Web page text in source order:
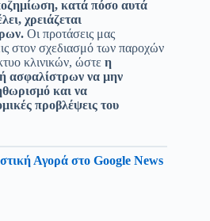
κατά πόσο αυτά
χρειάζεται
Οι προτάσεις μας
στον σχεδιασμό των παροχών
κλινικών, ώστε η
ασφαλίστρων να μην
και να
προβλέψεις του
Αγορά στο Google News